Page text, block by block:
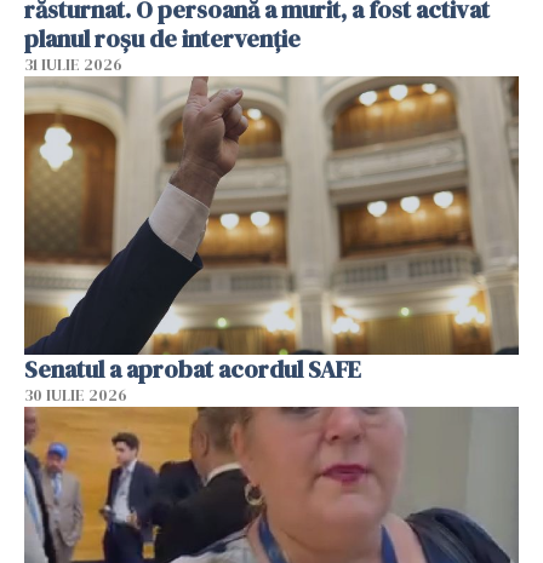
răsturnat. O persoană a murit, a fost activat
planul roșu de intervenție
31 IULIE 2026
Senatul a aprobat acordul SAFE
30 IULIE 2026